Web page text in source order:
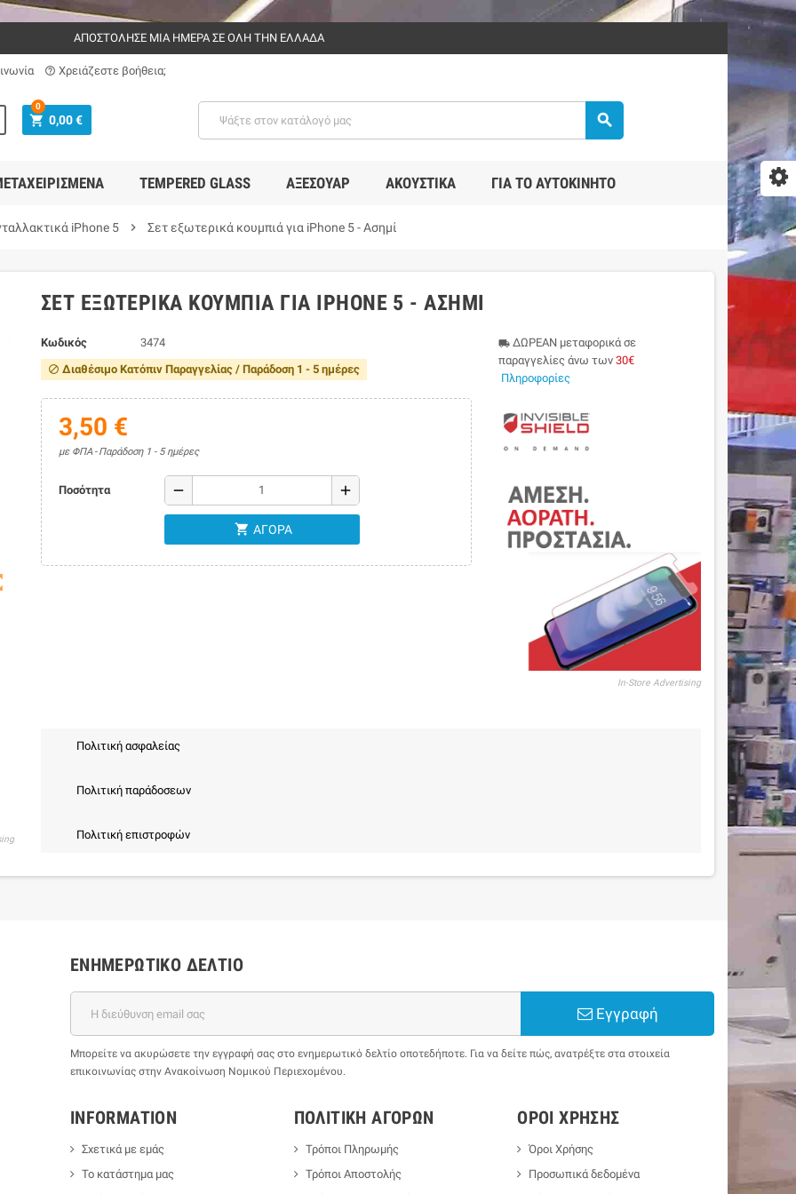
ΑΠΟΣΤΟΛΗΣΕ ΜΙΑ ΗΜΕΡΑ ΣΕ ΟΛΗ ΤΗΝ ΕΛΛΑΔΑ
help_outline Χρειάζεστε βοήθεια;
shopping_cart 0,00 €
0
search
TEMPERED GLASS ΑΞΕΣΟΥΆΡ ΑΚΟΥΣΤΙΚΆ ΓΙΑ ΤΟ ΑΥΤΟΚΊΝΗΤΟ
iΡhοne 5 chevron_right Σετ εξωτερικά κουμπιά για iPhone 5 - Ασημί
ΣΕΤ ΕΞΩΤΕΡΙΚΆ ΚΟΥΜΠΙΆ ΓΙΑ IPHONE 5 - ΑΣΗΜΊ
Κωδικός 3474
block Διαθέσιμο Κατόπιν Παραγγελίας / Παράδοση 1 - 5 ημέρες
3,50 €
με ΦΠΑ Παράδοση 1 - 5 ημέρες
Ποσότητα remove add
shopping_cart ΑΓΟΡΆ
local_shipping ΔΩΡΕΑΝ μεταφορικά σε
παραγγελίες άνω των 30€
Πληροφορίες
In-Store Advertising
Πολιτική ασφαλείας
Πολιτική παράδοσεων
Πολιτική επιστροφών
ΕΝΗΜΕΡΩΤΙΚΌ ΔΕΛΤΊΟ
Εγγραφή
Μπορείτε να ακυρώσετε την εγγραφή σας στο ενημερωτικό δελτίο οποτεδήποτε. Για να δείτε πώς, ανατρέξτε στα στοιχεία
επικοινωνίας στην Ανακοίνωση Νομικού Περιεχομένου.
INFORMATION
Σχετικά με εμάς
Το κατάστημα μας
ΠΟΛΙΤΙΚΉ ΑΓΟΡΏΝ
Τρόποι Πληρωμής
Τρόποι Αποστολής
ΌΡΟΙ ΧΡΉΣΗΣ
Όροι Χρήσης
Προσωπικά δεδομένα